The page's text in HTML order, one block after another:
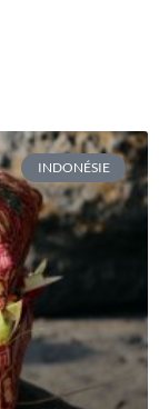
INDONÉSIE